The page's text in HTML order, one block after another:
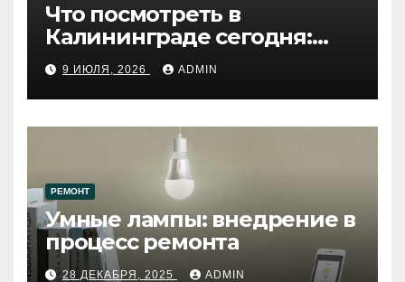
Что посмотреть в
Калининграде сегодня:
путеводитель по самому
западному городу России
9 ИЮЛЯ, 2026 ADMIN
РЕМОНТ
Умные лампы: внедрение в
процесс ремонта
28 ДЕКАБРЯ, 2025 ADMIN